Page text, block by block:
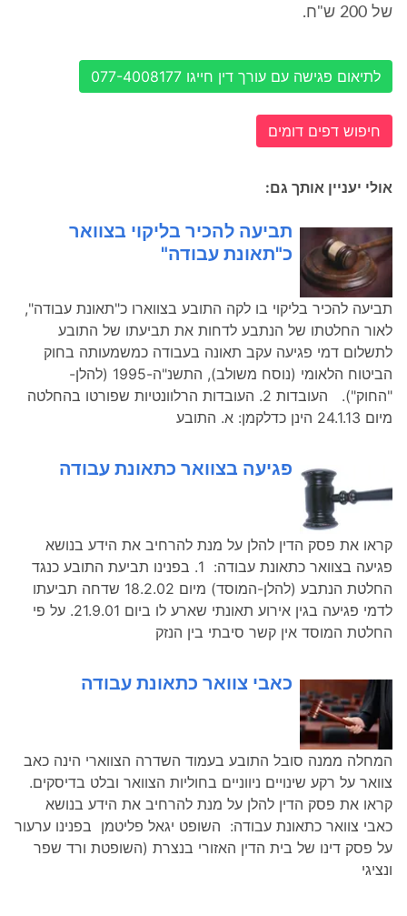
של 200 ש"ח.
לתיאום פגישה עם עורך דין חייגו 077-4008177
חיפוש דפים דומים
אולי יעניין אותך גם:
תביעה להכיר בליקוי בצוואר
כ"תאונת עבודה"
תביעה להכיר בליקוי בו לקה התובע בצווארו כ"תאונת עבודה",
לאור החלטתו של הנתבע לדחות את תביעתו של התובע
לתשלום דמי פגיעה עקב תאונה בעבודה כמשמעותה בחוק
הביטוח הלאומי (נוסח משולב), התשנ"ה-1995 (להלן-
"החוק"). העובדות 2. העובדות הרלוונטיות שפורטו בהחלטה
מיום 24.1.13 הינן כדלקמן: א. התובע
פגיעה בצוואר כתאונת עבודה
קראו את פסק הדין להלן על מנת להרחיב את הידע בנושא
פגיעה בצוואר כתאונת עבודה: 1. בפנינו תביעת התובע כנגד
החלטת הנתבע (להלן-המוסד) מיום 18.2.02 שדחה תביעתו
לדמי פגיעה בגין אירוע תאונתי שארע לו ביום 21.9.01. על פי
החלטת המוסד אין קשר סיבתי בין הנזק
כאבי צוואר כתאונת עבודה
המחלה ממנה סובל התובע בעמוד השדרה הצווארי הינה כאב
צוואר על רקע שינויים ניווניים בחוליות הצוואר ובלט בדיסקים.
קראו את פסק הדין להלן על מנת להרחיב את הידע בנושא
כאבי צוואר כתאונת עבודה: השופט יגאל פליטמן בפנינו ערעור
על פסק דינו של בית הדין האזורי בנצרת (השופטת ורד שפר
ונציגי